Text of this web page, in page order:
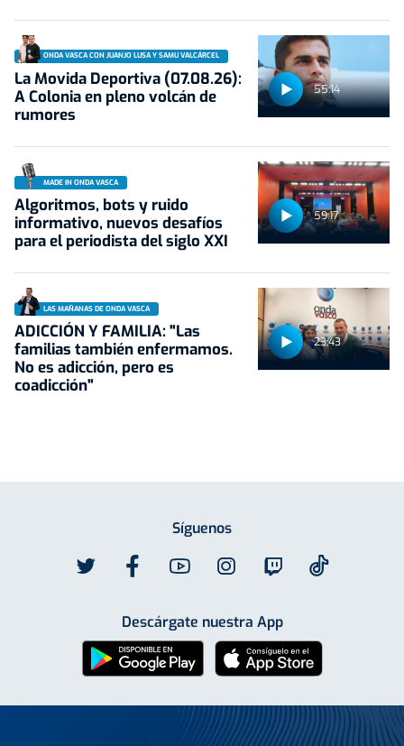
55:14
ONDA VASCA CON JUANJO LUSA Y SAMU VALCÁRCEL
La Movida Deportiva (07.08.26):
A Colonia en pleno volcán de
rumores
59:17
MADE IN ONDA VASCA
Algoritmos, bots y ruido
informativo, nuevos desafíos
para el periodista del siglo XXI
23:43
LAS MAÑANAS DE ONDA VASCA
ADICCIÓN Y FAMILIA: "Las
familias también enfermamos.
No es adicción, pero es
coadicción"
Síguenos
Descárgate nuestra App